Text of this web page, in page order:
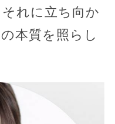
れに立ち向か
本質を照らし